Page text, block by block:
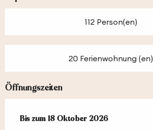
112 Person(en)
20 Ferienwohnung (en)
Öffnungszeiten
vom25 April 2026 bis zum
Bis zum18 Oktober 2026